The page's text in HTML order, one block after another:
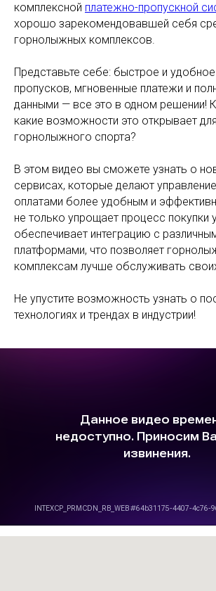
комплексной платежно-пропускной
хорошо зарекомендовавшей себя
горнолыжных комплексов.
Представьте себе: быстрое и
пропусков, мгновенные платежи и
данными — все это в одном решении!
какие возможности это открывает
горнолыжного спорта?
В этом видео вы сможете узнать о
сервисах, которые делают
оплатами более удобным и
не только упрощает процесс покупки
обеспечивает интеграцию с
платформами, что позволяет
комплексам лучше обслуживать
Не упустите возможность узнать о
технологиях и трендах в индустрии!